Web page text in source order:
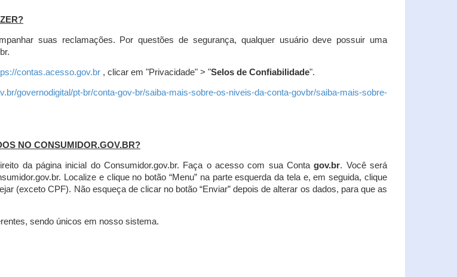
suas reclamações. Por questões de segurança, qualquer usuário deve possuir uma
contas.acesso.gov.br , clicar em "Privacidade" > "Selos de Confiabilidade".
governodigital/pt-br/conta-gov-br/saiba-mais-sobre-os-niveis-da-conta-govbr/saiba-mais-sobre-
NO CONSUMIDOR.GOV.BR?
da página inicial do Consumidor.gov.br. Faça o acesso com sua Contagov.br. Você será
Localize e clique no botão “Menu” na parte esquerda da tela e, em seguida, clique
(exceto CPF). Não esqueça de clicar no botão “Enviar” depois de alterar os dados, para que as
sendo únicos em nosso sistema.